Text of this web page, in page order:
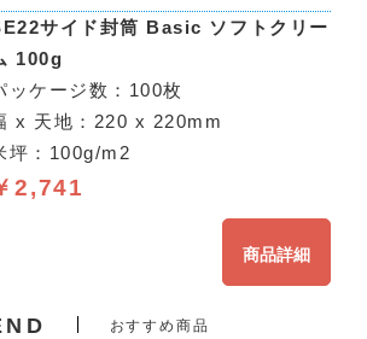
サイド封筒 Basic ソフトクリー
100g
ッケージ数：100枚
x 天地：220 x 220mm
坪：100g/m2
2,741
商品詳細
おすすめ商品